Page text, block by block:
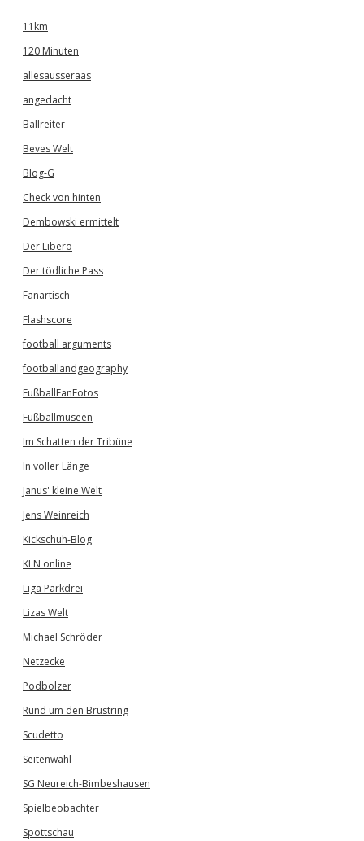
11km
120 Minuten
allesausseraas
angedacht
Ballreiter
Beves Welt
Blog-G
Check von hinten
Dembowski ermittelt
Der Libero
Der tödliche Pass
Fanartisch
Flashscore
football arguments
footballandgeography
FußballFanFotos
Fußballmuseen
Im Schatten der Tribüne
In voller Länge
Janus' kleine Welt
Jens Weinreich
Kickschuh-Blog
KLN online
Liga Parkdrei
Lizas Welt
Michael Schröder
Netzecke
Podbolzer
Rund um den Brustring
Scudetto
Seitenwahl
SG Neureich-Bimbeshausen
Spielbeobachter
Spottschau